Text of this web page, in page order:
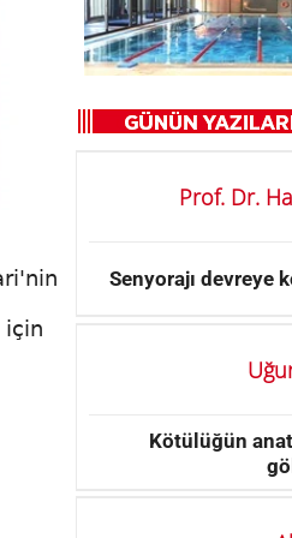
için
Prof. Dr.
Senyorajı devreye
Kötülüğün